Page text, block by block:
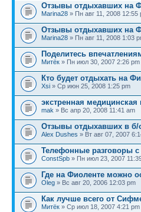
Отзывы отдыхавших на
Marina28 » Пн авг 11, 2008 12:55
Отзывы отдыхавших на
Marina28 » Пн авг 11, 2008 1:03
Поделитесь
Митёк » Пн июл 30, 2007 2:26 pm
Кто будет отдыхать на
Xsi » Ср июн 25, 2008 1:25 pm
экстренная
mak » Вс апр 20, 2008 11:41 am
Отзывы отдыхавших в б/
Alex Dushes » Вт авг 07, 2007
Телефонные разговоры
ConstSpb » Пн июл 23, 2007
Где на Фиоленте можно
Oleg » Вс авг 20, 2006 12:03 pm
Как лучше всего от
Митёк » Ср июл 18, 2007 4:21 pm